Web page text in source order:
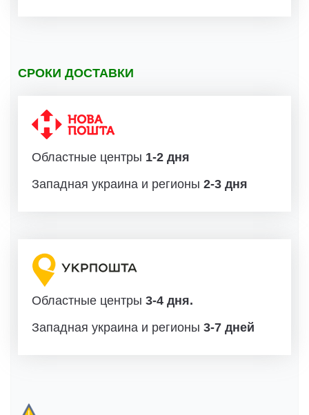
СРОКИ ДОСТАВКИ
Областные центры 1-2 дня
Западная украина и регионы 2-3 дня
Областные центры 3-4 дня.
Западная украина и регионы 3-7 дней